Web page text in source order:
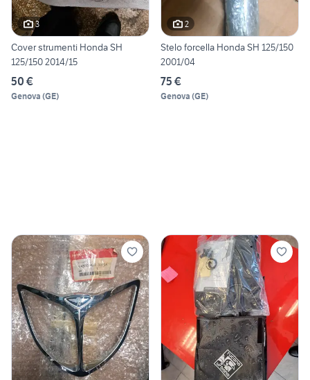
3
Cover strumenti Honda SH
125/150 2014/15
50 €
Genova (GE)
2
Stelo forcella Honda SH 125/150
2001/04
75 €
Genova (GE)